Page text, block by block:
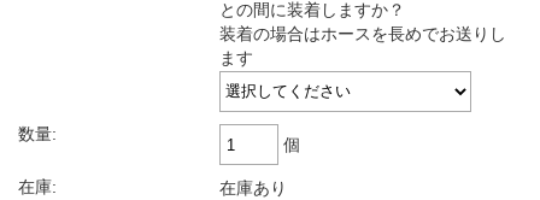
との間に装着しますか？
装着の場合はホースを長めでお送りし
ます
数量:
個
在庫: 在庫あり